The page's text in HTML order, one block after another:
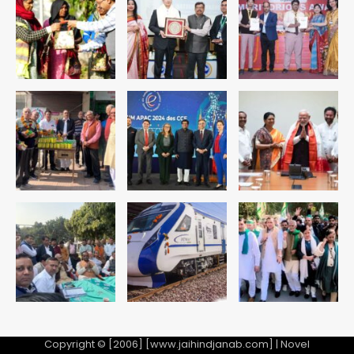
3
युवा इनोवेटरों की सोच से हाईटेक होगी दिल्ली
पुलिस
Team JHJ
4
सुदर्शन शक्ति-वी अभ्यास में मॉक आॅपरेशन
Team JHJ
5
एयरपोर्ट का फर्जी कर्मचारी बनकर 3 लाख
उड़ाए, अब पहुंचा सलाखों के पीछे
Team JHJ
Copyright © [2006] [www.jaihindjanab.com] | Novel